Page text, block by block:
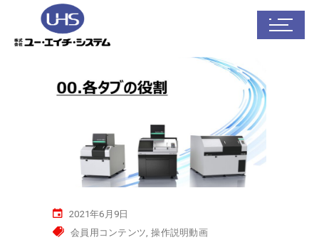
2021年6月9日
会員用コンテンツ 操作説明動画